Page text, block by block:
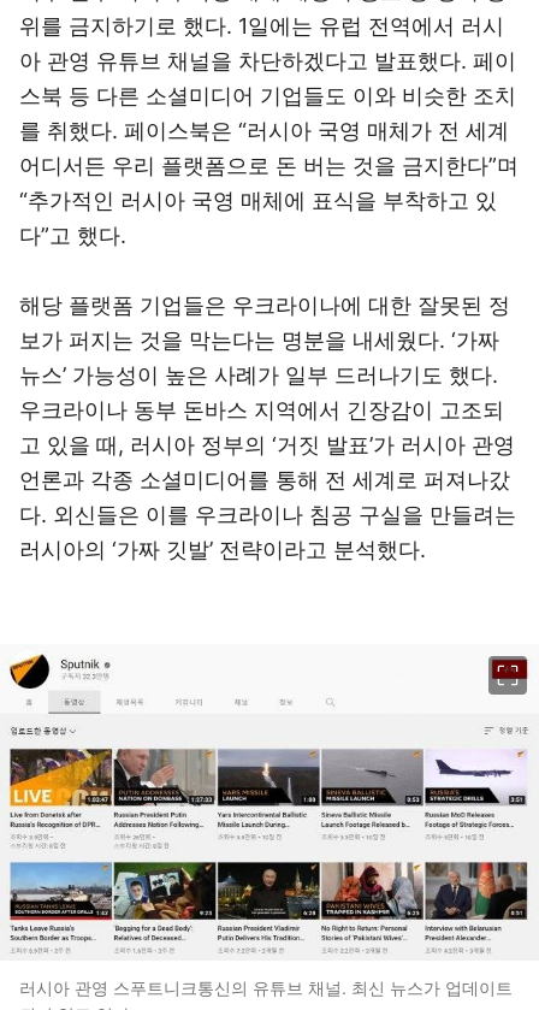
위를 금지하기로 했다. 1일에는 유럽 전역에서 러시
아 관영 유튜브 채널을 차단하겠다고 발표했다. 페이
스북 등 다른 소셜미디어 기업들도 이와 비슷한 조치
를 취했다. 페이스북은 “러시아 국영 매체가 전 세계
어디서든 우리 플랫폼으로 돈 버는 것을 금지한다”며
“추가적인 러시아 국영 매체에 표식을 부착하고 있
다”고 했다.
해당 플랫폼 기업들은 우크라이나에 대한 잘못된 정
보가 퍼지는 것을 막는다는 명분을 내세웠다. ‘가짜
뉴스’ 가능성이 높은 사례가 일부 드러나기도 했다.
우크라이나 동부 돈바스 지역에서 긴장감이 고조되
고 있을 때, 러시아 정부의 ‘거짓 발표’가 러시아 관영
언론과 각종 소셜미디어를 통해 전 세계로 퍼져나갔
다. 외신들은 이를 우크라이나 침공 구실을 만들려는
러시아의 ‘가짜 깃발’ 전략이라고 분석했다.
러시아 관영 스푸트니크통신의 유튜브 채널. 최신 뉴스가 업데이트